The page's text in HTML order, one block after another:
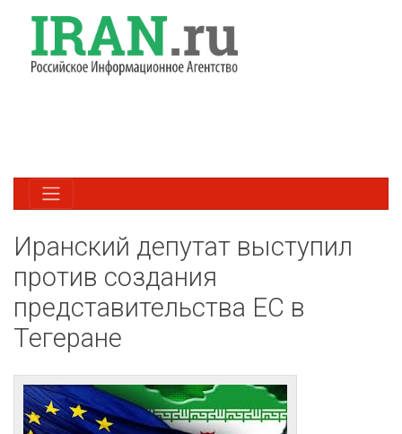
Иранский депутат выступил
против создания
представительства ЕС в
Тегеране